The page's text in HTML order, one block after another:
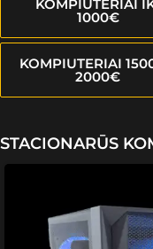
KOMPIUTERIAI
1000€
KOMPIUTERIAI
2000€
STACIONARŪS